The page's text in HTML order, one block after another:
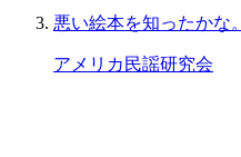
悪い絵本を知ったかな。
アメリカ民謡研究会